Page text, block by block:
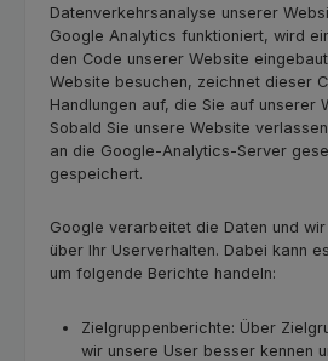
Datenverkehrsanalyse unserer
Google Analytics funktioniert, wird
den Code unserer Website
Website besuchen, zeichnet dieser
Handlungen auf, die Sie auf unserer
Sobald Sie unsere Website
an die Google-Analytics-Server
gespeichert.
Google verarbeitet die Daten und
über Ihr Userverhalten. Dabei kann
um folgende Berichte handeln:
Zielgruppenberichte: Über
wir unsere User besser kennen